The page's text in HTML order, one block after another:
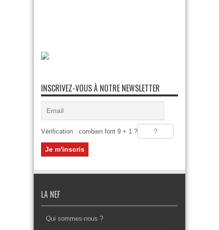
INSCRIVEZ-VOUS À NOTRE NEWSLETTER
Vérification : combien font 9 + 1 ?
LA NEF
Qui sommes-nous ?